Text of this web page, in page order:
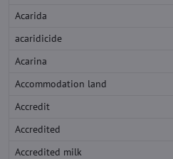
Acarida
acaridicide
Acarina
Accommodation land
Accredit
Accredited
Accredited milk